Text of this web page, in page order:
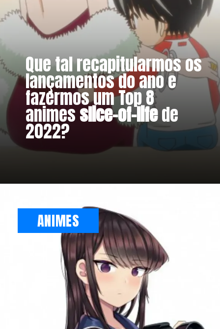
Que tal recapitularmos os
lançamentos do ano e
fazermos um Top 8
animesslice-of-lifede
2022?
ANIMES